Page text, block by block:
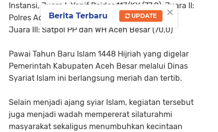
Instansi, Juara I: Yonif Raider 117/KY (77,0), Juara II:
Polres Aceh Besar (76,5)
Juara III: Satpol PP dan WH Aceh Besar (70,0)
Pawai Tahun Baru Islam 1448 Hijriah yang digelar
Pemerintah Kabupaten Aceh Besar melalui Dinas
Syariat Islam ini berlangsung meriah dan tertib.
Selain menjadi ajang syiar Islam, kegiatan tersebut
juga menjadi wadah mempererat silaturahmi
masyarakat sekaligus menumbuhkan kecintaan
×
Berita Terbaru UPDATE